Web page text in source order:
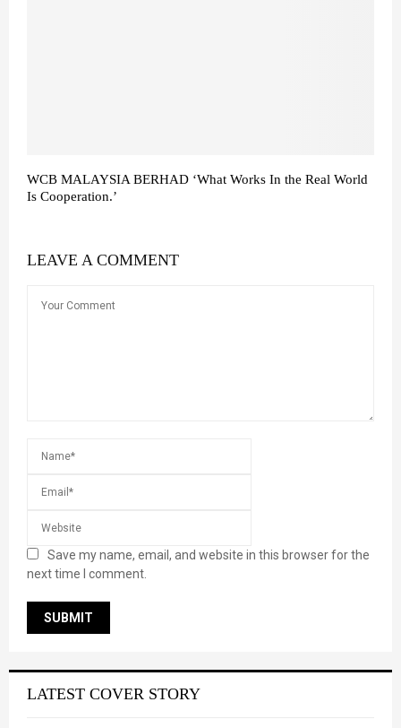
WCB MALAYSIA BERHAD ‘What Works In the Real World
Is Cooperation.’
LEAVE A COMMENT
Save my name, email, and website in this browser for the
next time I comment.
LATEST COVER STORY